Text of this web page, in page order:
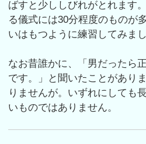
ばすと少ししびれがとれます
る儀式には30分程度のものが
いはもつように練習してみまし
なお昔誰かに、「男だったら
です。」と聞いたことがあり
りませんが。いずれにしても
いものではありません。